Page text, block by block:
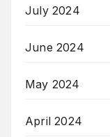
July 2024
June 2024
May 2024
April 2024